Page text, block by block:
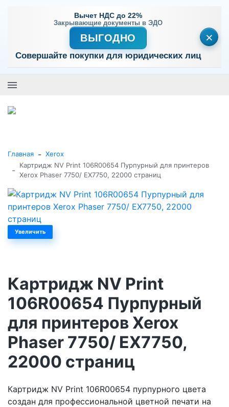
Вычет НДС до 22%
Закрывающие документы в ЭДО
ВЫГОДНО
Совершайте покупки для юридических лиц
×
Главная - Xerox
-
Картридж NV Print 106R00654 Пурпурный для принтеров
Xerox Phaser 7750/ EX7750, 22000 страниц
Увеличить
Картридж NV Print
106R00654 Пурпурный
для принтеров Xerox
Phaser 7750/ EX7750,
22000 страниц
Картридж NV Print 106R00654 пурпурного цвета
создан для профессиональной цветной печати на